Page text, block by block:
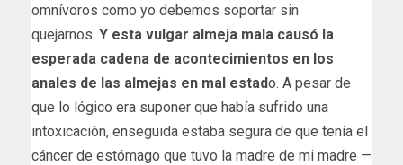
omnívoros como yo debemos soportar sin
quejarnos. Y esta vulgar almeja mala causó la
esperada cadena de acontecimientos en los
anales de las almejas en mal estado. A pesar de
que lo lógico era suponer que había sufrido una
intoxicación, enseguida estaba segura de que tenía el
cáncer de estómago que tuvo la madre de mi madre —